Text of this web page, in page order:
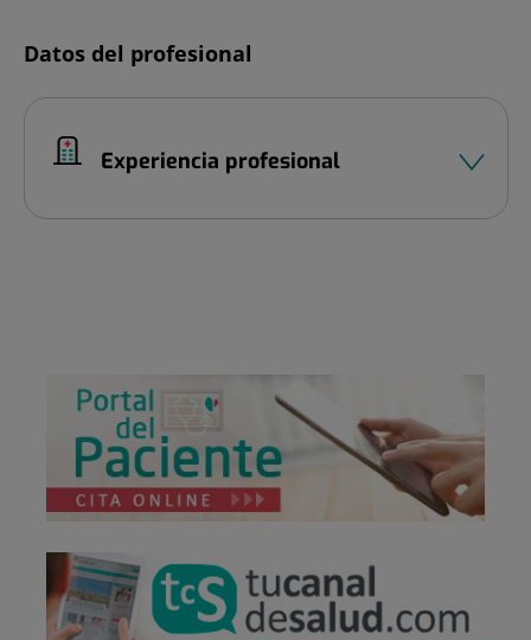
Datos del profesional
Experiencia profesional